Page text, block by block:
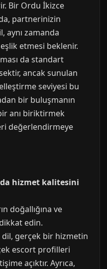
Bir Ordu İkizce
partnerinizin
aynı zamanda
etmesi beklenir.
da standart
ancak sunulan
seviyesi bu
bir buluşmanın
anı biriktirmek
değerlendirmeye
hizmet kalitesini
doğallığına ve
edin.
gerçek bir hizmetin
escort profilleri
açıktır. Ayrıca,